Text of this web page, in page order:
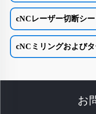
cNCレーザー切断シ
cNCミリングおよび
お